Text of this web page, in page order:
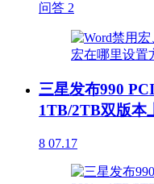
问答 2
三星发布990
1TB/2TB双版本
8 07.17